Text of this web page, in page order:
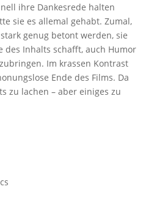
ihre Dankesrede halten
sie es allemal gehabt. Zumal,
genug betont werden, sie
des Inhalts schafft, auch Humor
Im krassen Kontrast
Ende des Films. Da
zu lachen – aber einiges zu